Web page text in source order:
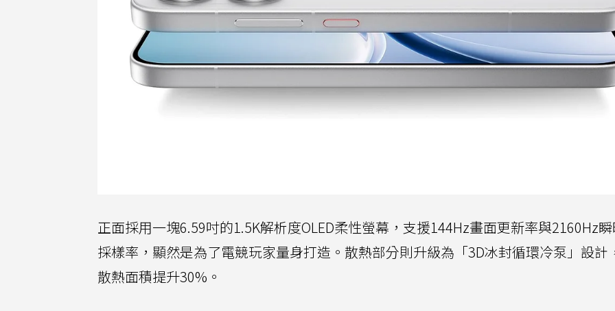
正面採用一塊6.59吋的1.5K解析度OLED柔性螢幕，支援144Hz畫面更新率與2160Hz
採樣率，顯然是為了電競玩家量身打造。散熱部分則升級為「3D冰封循環冷泵」設計
散熱面積提升30%。